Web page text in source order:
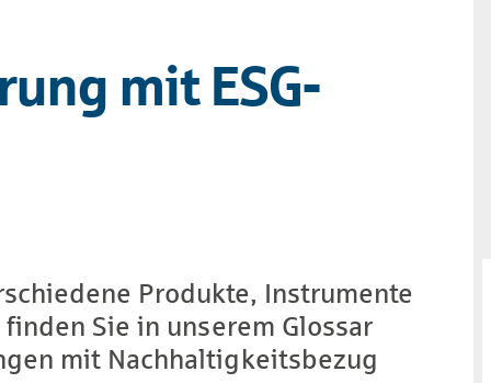
mit ESG-
Produkte, Instrumente
Sie in unserem Glossar
mit Nachhaltigkeitsbezug